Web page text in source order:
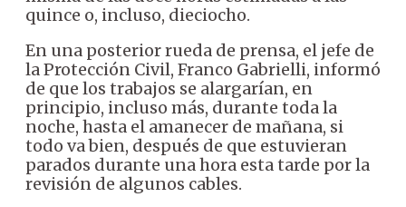
quince o, incluso, dieciocho.
En una posterior rueda de prensa, el jefe de
la Protección Civil, Franco Gabrielli, informó
de que los trabajos se alargarían, en
principio, incluso más, durante toda la
noche, hasta el amanecer de mañana, si
todo va bien, después de que estuvieran
parados durante una hora esta tarde por la
revisión de algunos cables.